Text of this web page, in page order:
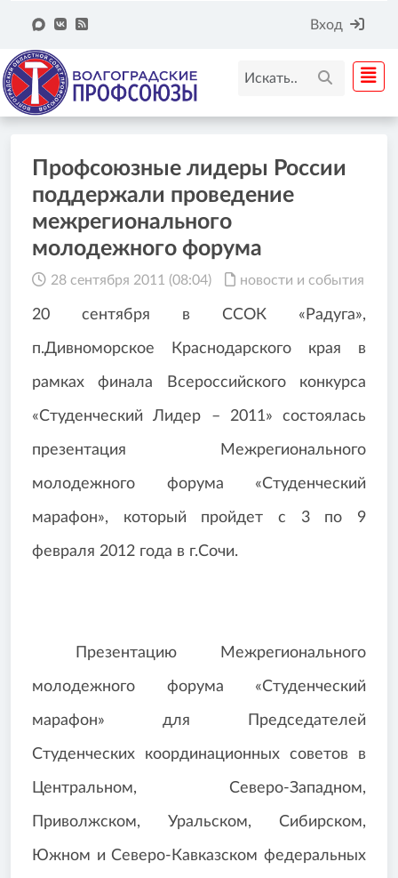
Вход
Профсоюзные лидеры России
поддержали проведение
межрегионального
молодежного форума
28 сентября 2011 (08:04) новости и события
20 сентября в ССОК «Радуга»,
п.Дивноморское Краснодарского края в
рамках финала Всероссийского конкурса
«Студенческий Лидер – 2011» состоялась
презентация Межрегионального
молодежного форума «Студенческий
марафон», который пройдет с 3 по 9
февраля 2012 года в г.Сочи.
Презентацию Межрегионального
молодежного форума «Студенческий
марафон» для Председателей
Студенческих координационных советов в
Центральном, Северо-Западном,
Приволжском, Уральском, Сибирском,
Южном и Северо-Кавказском федеральных